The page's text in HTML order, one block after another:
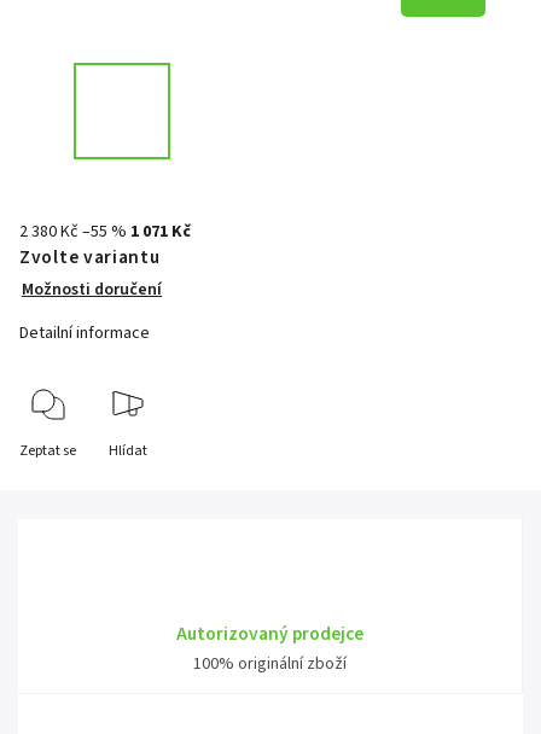
2 380 Kč–55 % 1 071 Kč
Zvolte variantu
Možnosti doručení
Detailní informace
Zeptat se Hlídat
Autorizovaný prodejce
100% originální zboží